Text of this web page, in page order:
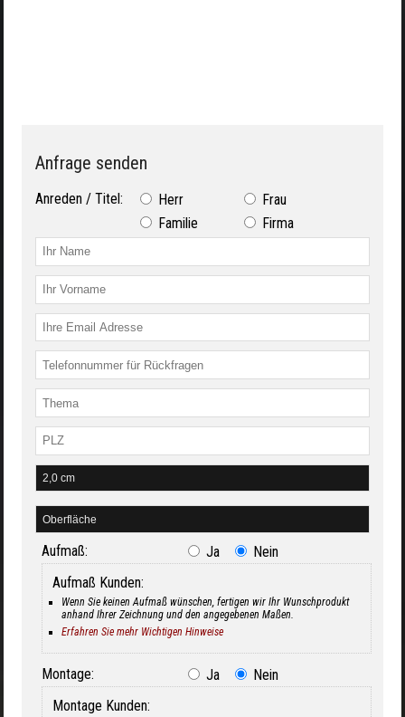
Anfrage senden
Anreden / Titel: Herr
Frau
Familie
Firma
Aufmaß: Ja
Nein
Aufmaß Kunden:
Wenn Sie keinen Aufmaß wünschen, fertigen wir Ihr Wunschprodukt
anhand Ihrer Zeichnung und den angegebenen Maßen.
Erfahren Sie mehr Wichtigen Hinweise
Montage: Ja
Nein
Montage Kunden: